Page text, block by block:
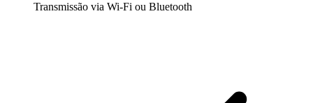
Transmissão via Wi-Fi ou Bluetooth